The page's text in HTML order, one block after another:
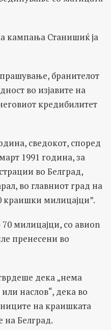
кампања Станишиќ ја
бранителот
во изјавите на
кредибилитет
сведокот, според
1991 година, за
во Белград,
во главниот град на
краишки милицајци”.
милицајци, со авиоn
пренесени во
дека „нема
наслов“, дека во
на краишката
на Белград.